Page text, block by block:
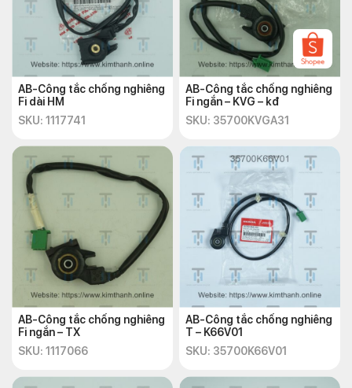
AB-Công tắc chống nghiêng
Fi dài HM
SKU: 1117741
AB-Công tắc chống nghiêng
Fi ngắn – KVG – kđ
SKU: 35700KVGA31
AB-Công tắc chống nghiêng
Fi ngắn – TX
SKU: 1117066
AB-Công tắc chống nghiêng
T – K66V01
SKU: 35700K66V01